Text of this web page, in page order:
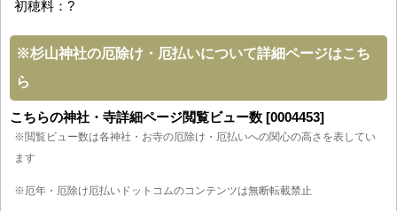
初穂料：?
※杉山神社の厄除け・厄払いについて詳細ページはこち
ら
こちらの神社・寺詳細ページ閲覧ビュー数 [0004453]
※閲覧ビュー数は各神社・お寺の厄除け・厄払いへの関心の高さを表してい
ます
※厄年・厄除け厄払いドットコムのコンテンツは無断転載禁止